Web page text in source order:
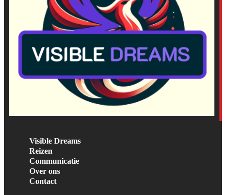
Visible Dreams
Reizen
Communicatie
Over ons
Contact